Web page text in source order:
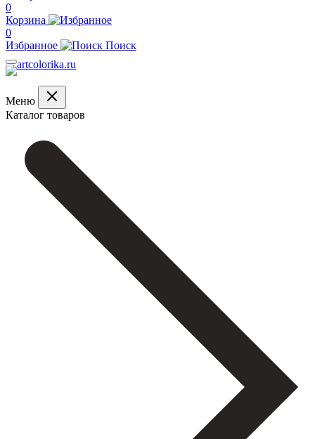
0
Корзина
0
Избранное
Поиск
Меню
Каталог товаров